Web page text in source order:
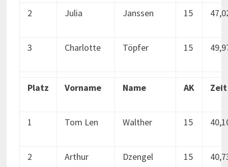
2 Julia Janssen 15
3 Charlotte Töpfer 15
Platz Vorname Name AK Zeit
1 Tom Len Walther 15
2 Arthur Dzengel 15